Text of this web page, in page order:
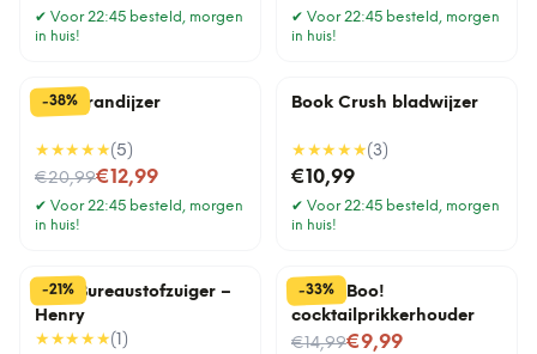
✔ Voor 22:45 besteld, morgen
in huis!
✔ Voor 22:45 besteld, morgen
in huis!
-38%
BBQ brandijzer
★★★★★( 5 )
€20,99
Nu voor€12,99
✔ Voor 22:45 besteld, morgen
in huis!
Book Crush bladwijzer
★★★★★(3)
€10,99
✔ Voor 22:45 besteld, morgen
in huis!
-21%
Mini Bureaustofzuiger –
Henry
★★★★★( 1 )
-33%
Pick a Boo!
cocktailprikkerhouder
€14,99
Nu voor€9,99